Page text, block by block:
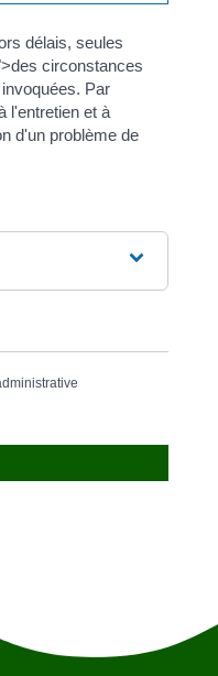
délais, seules
circonstances
Par
l'entretien et à
d'un problème de